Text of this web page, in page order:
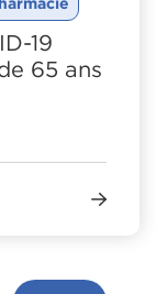
19
65 ans